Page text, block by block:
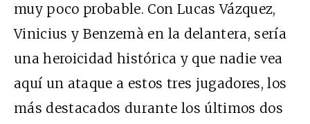
muy poco probable. Con Lucas Vázquez,
Vinicius y Benzemà en la delantera, sería
una heroicidad histórica y que nadie vea
aquí un ataque a estos tres jugadores, los
más destacados durante los últimos dos